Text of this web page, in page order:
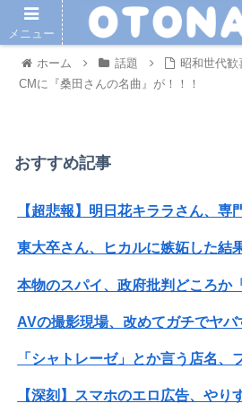
ホーム 話題
昭和世代
CMに『桑田さんの名曲』が！！！
おすすめ記事
AVの撮影現場、改めてガチでヤ
【深刻】スマホのエロ広告、やり
メニュー